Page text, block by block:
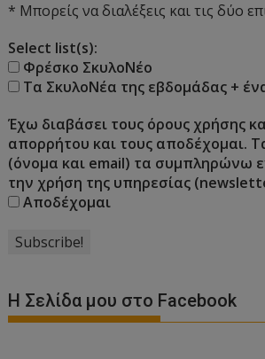
* Μπορείς να διαλέξεις και τις δύο
Select list(s):
Φρέσκο ΣκυλοΝέο
Τα ΣκυλοΝέα της εβδομάδας +
Έχω διαβάσει τους όρους χρήσης
απορρήτου και τους αποδέχομαι.
(όνομα και email) τα συμπληρώνω
την χρήση της υπηρεσίας
Αποδέχομαι
Η Σελίδα μου στο Facebook